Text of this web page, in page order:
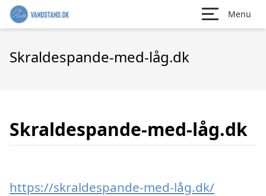
Menu
Skraldespande-med-låg.dk
Skraldespande-med-låg.dk
https://skraldespande-med-låg.dk/